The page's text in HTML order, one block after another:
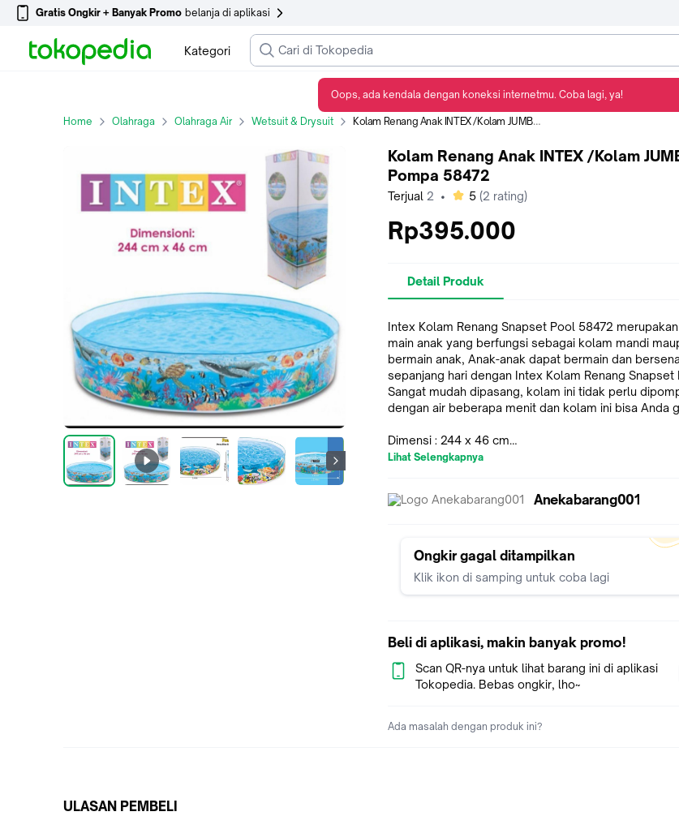
Gratis Ongkir + Banyak Promo belanja di aplikasi
Kategori
Home Olahraga Olahraga Air Wetsuit & Drysuit Kolam Renang Anak INTEX /Kolam JUMBO Tanpa Pompa 58472
Kolam Renang Anak INTEX /Kolam
Pompa 58472
Terjual 2 • bintang
5 (2 rating)
Rp395.000
Detail Produk
Intex Kolam Renang Snapset Pool 58472
main anak yang berfungsi sebagai kolam mandi
bermain anak, Anak-anak dapat bermain dan
sepanjang hari dengan Intex Kolam Renang Snapset
Sangat mudah dipasang, kolam ini tidak perlu
dengan air beberapa menit dan kolam ini bisa Anda
Dimensi : 244 x 46 cm
Untuk Anak usia 3+
Lihat Selengkapnya
Anekabarang001
Ongkir gagal ditampilkan
Klik ikon di samping untuk coba lagi
Beli di aplikasi, makin banyak promo!
Scan QR-nya untuk lihat barang ini di aplikasi
Tokopedia. Bebas ongkir, lho~
Ada masalah dengan produk ini?
ULASAN PEMBELI
Oops, ada kendala dengan koneksi internetmu. Coba lagi, ya!